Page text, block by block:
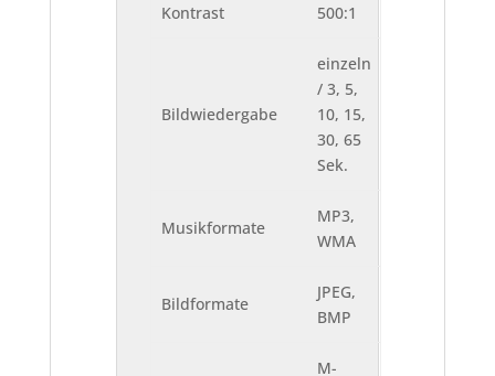
Kontrast 500:1
Bildwiedergabe
einzeln
/ 3, 5,
10, 15,
30, 65
Sek.
Musikformate
MP3,
WMA
Bildformate
JPEG,
BMP
M-